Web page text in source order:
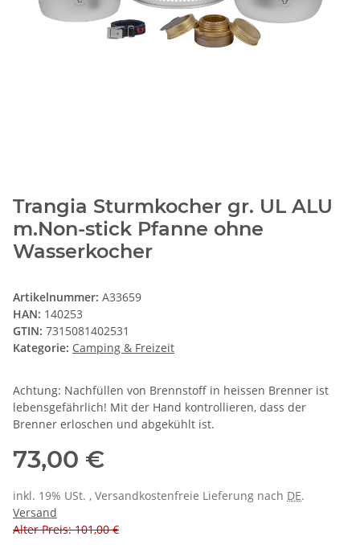
Trangia Sturmkocher gr. UL ALU
m.Non-stick Pfanne ohne
Wasserkocher
Artikelnummer: A33659
HAN: 140253
GTIN: 7315081402531
Kategorie: Camping & Freizeit
Achtung: Nachfüllen von Brennstoff in heissen Brenner ist
lebensgefährlich! Mit der Hand kontrollieren, dass der
Brenner erloschen und abgekühlt ist.
73,00 €
inkl. 19% USt. , Versandkostenfreie Lieferung nach DE.
Versand
Alter Preis: 101,00 €